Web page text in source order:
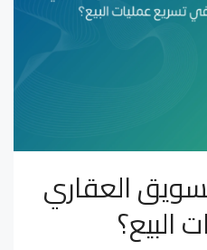
العقاري
البيع؟